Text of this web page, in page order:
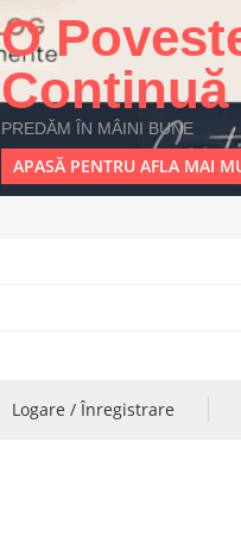
O
Continuă
PREDĂM ÎN MÂINI BUNE
APASĂ PENTRU AFLA MAI
Logare / Înregistrare